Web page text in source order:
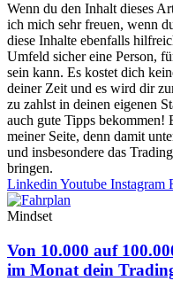
Wenn du den Inhalt dieses
ich mich sehr freuen, wenn
diese Inhalte ebenfalls
Umfeld sicher eine Person,
sein kann. Es kostet dich
deiner Zeit und es wird dir
zu zahlst in deinen eigenen
auch gute Tipps bekommen!
meiner Seite, denn damit
und insbesondere das
bringen.
Linkedin Youtube Instagram
Mindset
Von 10.000 auf
im Monat dein